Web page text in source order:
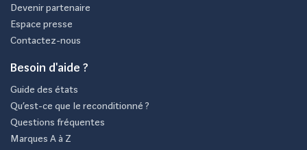
Devenir partenaire
Espace presse
Contactez-nous
Besoin d'aide ?
Guide des états
Qu’est-ce que le reconditionné ?
Questions fréquentes
Marques A à Z